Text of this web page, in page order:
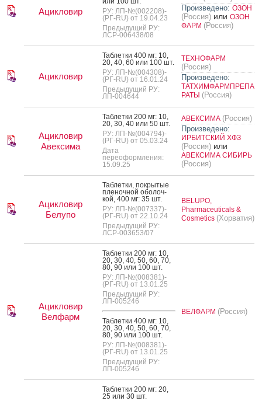
Ацикловир
РУ: ЛП-№(002208)-
(РГ-RU) от 19.04.23
Предыдущий РУ:
ЛСР-006438/08
Произведено: ОЗОН
(Россия) или ОЗОН
ФАРМ (Россия)
Ацикловир
Таб­летки 400 мг: 10,
20, 40, 60 или 100 шт.
РУ: ЛП-№(004308)-
(РГ-RU) от 16.01.24
Предыдущий РУ:
ЛП-004644
ТЕХНОФАРМ
(Россия)
Произведено:
ТАТХИМФАРМПРЕПА
РАТЫ (Россия)
Ацикловир
Авексима
Таб­летки 200 мг: 10,
20, 30, 40 или 50 шт.
РУ: ЛП-№(004794)-
(РГ-RU) от 05.03.24
Дата
переоформления:
15.09.25
АВЕКСИМА (Россия)
Произведено:
ИРБИТСКИЙ ХФЗ
(Россия) или
АВЕКСИМА СИБИРЬ
(Россия)
Ацикловир
Белупо
Таб­летки, пок­ры­тые
пле­ноч­ной обо­лоч­
кой, 400 мг: 35 шт.
РУ: ЛП-№(007337)-
(РГ-RU) от 22.10.24
Предыдущий РУ:
ЛСР-003653/07
BELUPO,
Pharmaceuticals &
Cosmetics (Хорватия)
Ацикловир
Велфарм
Таб­летки 200 мг: 10,
20, 30, 40, 50, 60, 70,
80, 90 или 100 шт.
РУ: ЛП-№(008381)-
(РГ-RU) от 13.01.25
Предыдущий РУ:
ЛП-005246
Таб­летки 400 мг: 10,
20, 30, 40, 50, 60, 70,
80, 90 или 100 шт.
РУ: ЛП-№(008381)-
(РГ-RU) от 13.01.25
Предыдущий РУ:
ЛП-005246
ВЕЛФАРМ (Россия)
Таб­летки 200 мг: 20,
25 или 30 шт.